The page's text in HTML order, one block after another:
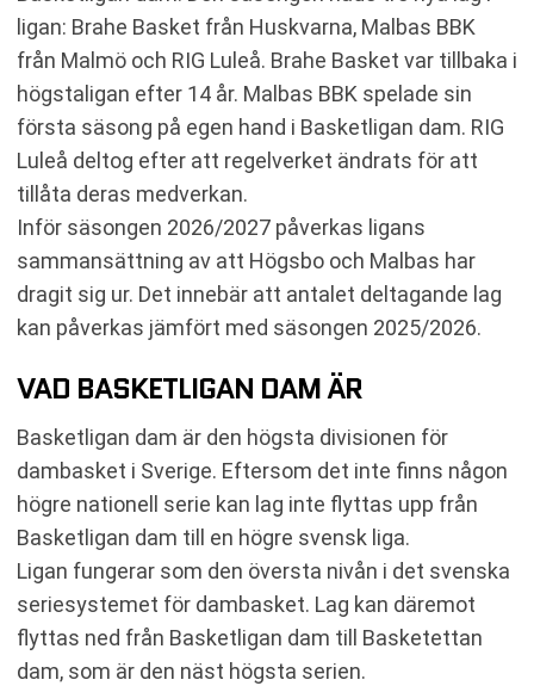
ligan: Brahe Basket från Huskvarna, Malbas BBK
från Malmö och RIG Luleå. Brahe Basket var tillbaka i
högstaligan efter 14 år. Malbas BBK spelade sin
första säsong på egen hand i Basketligan dam. RIG
Luleå deltog efter att regelverket ändrats för att
tillåta deras medverkan.
Inför säsongen 2026/2027 påverkas ligans
sammansättning av att Högsbo och Malbas har
dragit sig ur. Det innebär att antalet deltagande lag
kan påverkas jämfört med säsongen 2025/2026.
VAD BASKETLIGAN DAM ÄR
Basketligan dam är den högsta divisionen för
dambasket i Sverige. Eftersom det inte finns någon
högre nationell serie kan lag inte flyttas upp från
Basketligan dam till en högre svensk liga.
Ligan fungerar som den översta nivån i det svenska
seriesystemet för dambasket. Lag kan däremot
flyttas ned från Basketligan dam till Basketettan
dam, som är den näst högsta serien.